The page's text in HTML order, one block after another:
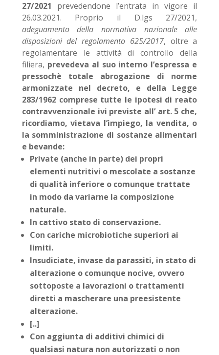
27/2021 prevedendone l’entrata in vigore il
26.03.2021. Proprio il D.lgs 27/2021,
adeguamento della normativa nazionale alle
disposizioni del regolamento 625/2017, oltre a
regolamentare le attività di controllo della
filiera, prevedeva al suo interno l’espressa e
pressochè totale abrogazione di norme
armonizzate nel decreto, e della Legge
283/1962 comprese tutte le ipotesi di reato
contravvenzionale ivi previste all’ art. 5 che,
ricordiamo, vietava l’impiego, la vendita, o
la somministrazione di sostanze alimentari
e bevande:
Private (anche in parte) dei propri
elementi nutritivi o mescolate a sostanze
di qualità inferiore o comunque trattate
in modo da variarne la composizione
naturale.
In cattivo stato di conservazione.
Con cariche microbiotiche superiori ai
limiti.
Insudiciate, invase da parassiti, in stato di
alterazione o comunque nocive, ovvero
sottoposte a lavorazioni o trattamenti
diretti a mascherare una preesistente
alterazione.
[..]
Con aggiunta di additivi chimici di
qualsiasi natura non autorizzati o non